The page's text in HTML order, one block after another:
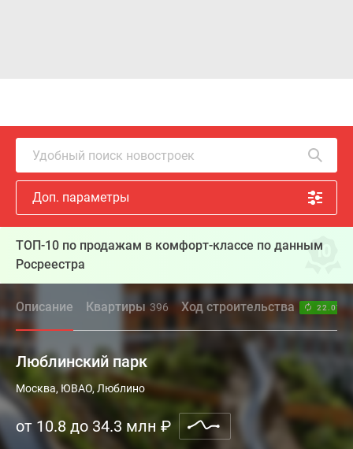
Удобный поиск новостроек
Доп. параметры
ТОП-10 по продажам в комфорт-классе по данным
Росреестра
Описание Квартиры 396 Ход строительства
Люблинский парк
Жилой
квартал
«Люблинский
Москва, ЮВАО, Люблино
от 10.8 до 34.3 млн ₽